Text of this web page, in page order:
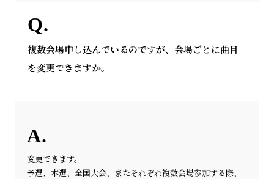
複数会場申し込んでいるのですが、会場ごとに曲目
を変更できますか。
変更できます。
予選、本選、全国大会、またそれぞれ複数会場参加する際、